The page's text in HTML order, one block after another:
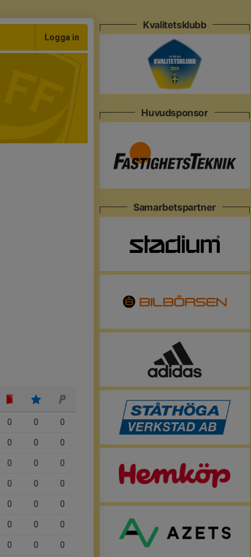
Logga in
0 0
0
0 0
0
0 0
0
0 0
0
0 0
0
0 0
0
0 0
0
Kvalitetsklubb
Huvudsponsor
Samarbetspartner